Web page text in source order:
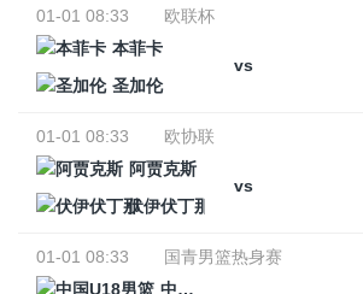
01-01 08:33
欧联杯
本菲卡
vs
圣加伦
01-01 08:33
欧协联
阿贾克斯
vs
伏伊伏丁那
01-01 08:33
国青男篮热身赛
中国U18男篮